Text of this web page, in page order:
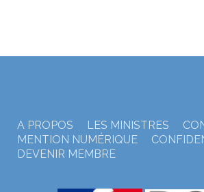
A PROPOS LES MINISTRES
MENTION NUMÉRIQUE
DEVENIR MEMBRE